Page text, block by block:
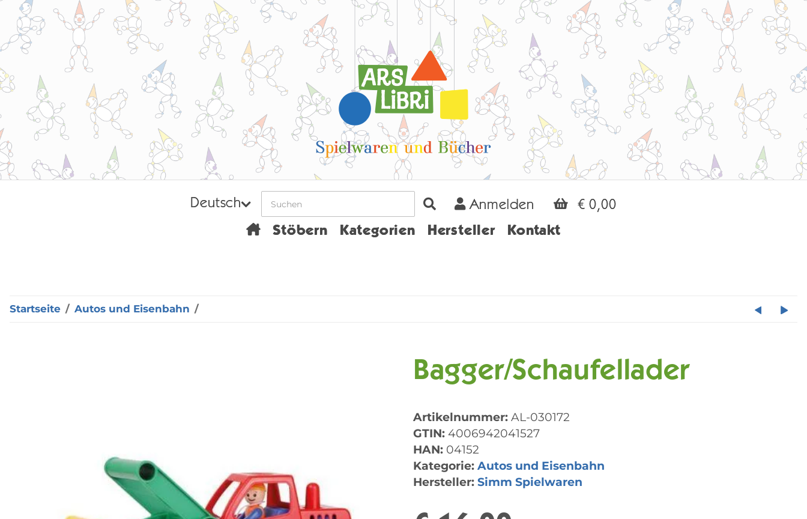
Deutsch
Home
Stöbern Kategorien Hersteller Kontakt
Anmelden € 0,00
Startseite Autos und Eisenbahn
Bagger/Schaufellader
Artikelnummer: AL-030172
GTIN: 4006942041527
HAN: 04152
Kategorie: Autos und Eisenbahn
Hersteller: Simm Spielwaren